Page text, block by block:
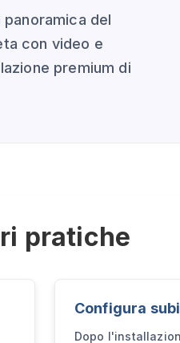
del
con video e
premium di
pratiche
Configura
Dopo